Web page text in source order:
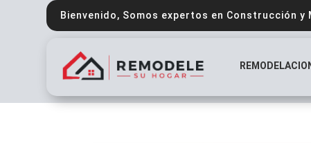
Bienvenido, Somos expertos en Construcción y